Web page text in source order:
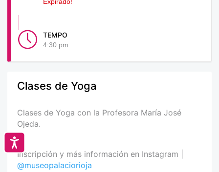
Expirado!
TEMPO
4:30 pm
Clases de Yoga
Clases de Yoga con la Profesora María José
Ojeda.
Inscripción y más información en Instagram |
@museopalaciorioja